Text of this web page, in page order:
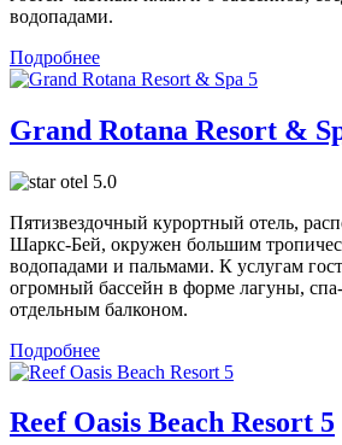
водопадами.
Подробнее
Grand Rotana Resort &
5.0
Пятизвездочный курортный отель,
Шаркс-Бей, окружен большим
водопадами и пальмами. К услугам
огромный бассейн в форме лагуны,
отдельным балконом.
Подробнее
Reef Oasis Beach Resort 5